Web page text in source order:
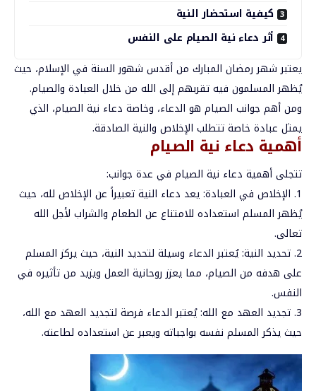
كيفية استحضار النية
أثر دعاء نية الصيام على النفس
يعتبر شهر رمضان المبارك منأقدس شهور السنة في الإسلام، حيث
يُظهر المسلمون فيهتقربهمإلى الله من خلال العبادة والصيام.
ومنأهم جوانب الصيام هو الدعاء، وخاصة دعاء نية الصيام، الذي
يمثل عبادة خاصةتتطلب الإخلاص والنية الصادقة.
أهمية دعاء نية الصيام
تتجلىأهمية دعاء نية الصيام في عدة جوانب:
1. الإخلاص في العبادة:يعد دعاء النيةتعبيراً عن الإخلاص لله، حيث
يُظهر المسلم استعداده للامتناع عن الطعام والشراب لأجل الله
تعالى.
2. تحديد النية:يُعتبر الدعاء وسيلة لتحديد النية، حيثيركز المسلم
على هدفه من الصيام، مما يعزز روحانية العمل ويزيد منتأثيره في
النفس.
3. تجديد العهد مع الله:يُعتبر الدعاء فرصة لتجديد العهد مع الله،
حيثيذكر المسلم نفسه بواجباته ويعبر عن استعداده لطاعته.